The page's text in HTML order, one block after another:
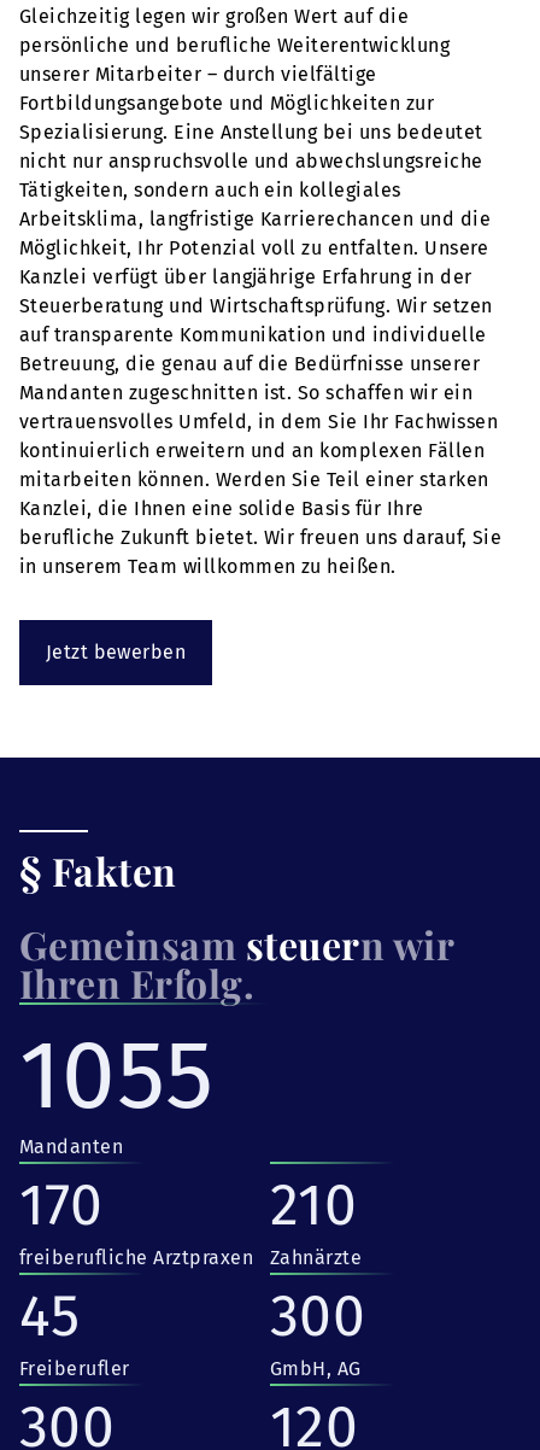
Gleichzeitig legen wir großen Wert auf die
persönliche und berufliche Weiterentwicklung
unserer Mitarbeiter – durch vielfältige
Fortbildungsangebote und Möglichkeiten zur
Spezialisierung. Eine Anstellung bei uns bedeutet
nicht nur anspruchsvolle und abwechslungsreiche
Tätigkeiten, sondern auch ein kollegiales
Arbeitsklima, langfristige Karrierechancen und die
Möglichkeit, Ihr Potenzial voll zu entfalten. Unsere
Kanzlei verfügt über langjährige Erfahrung in der
Steuerberatung und Wirtschaftsprüfung. Wir setzen
auf transparente Kommunikation und individuelle
Betreuung, die genau auf die Bedürfnisse unserer
Mandanten zugeschnitten ist. So schaffen wir ein
vertrauensvolles Umfeld, in dem Sie Ihr Fachwissen
kontinuierlich erweitern und an komplexen Fällen
mitarbeiten können. Werden Sie Teil einer starken
Kanzlei, die Ihnen eine solide Basis für Ihre
berufliche Zukunft bietet. Wir freuen uns darauf, Sie
in unserem Team willkommen zu heißen.
Jetzt bewerben
§ Fakten
Gemeinsam steuern wir
Ihren Erfolg.
1055
Mandanten
170
freiberufliche Arztpraxen
210
Zahnärzte
45
Freiberufler
300
GmbH, AG
300 120